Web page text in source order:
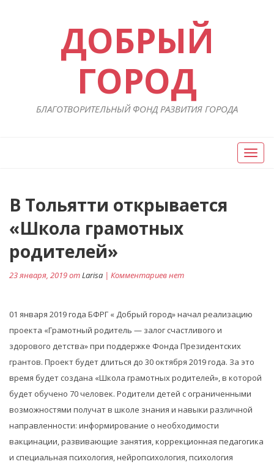
ДОБРЫЙ
ГОРОД
БЛАГОТВОРИТЕЛЬНЫЙ ФОНД РАЗВИТИЯ ГОРОДА
Вкл/
Выкл
В Тольятти открывается
«Школа грамотных
родителей»
23 января, 2019 отLarisa | Комментариев нет
01 января 2019 года БФРГ « Добрый город» начал реализацию
проекта «Грамотный родитель — залог счастливого и
здорового детства» при поддержке Фонда Президентских
грантов. Проект будет длиться до 30 октября 2019 года. За это
время будет создана «Школа грамотных родителей», в которой
будет обучено 70 человек. Родители детей с ограниченными
возможностями получат в школе знания и навыки различной
направленности: информирование о необходимости
вакцинации, развивающие занятия, коррекционная педагогика
и специальная психология, нейропсихология, психология
Навигация
по
записям